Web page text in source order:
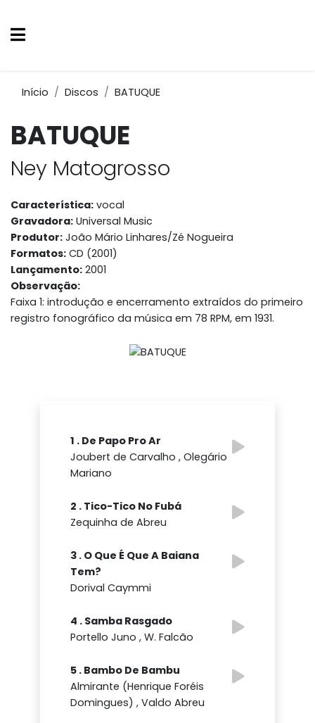
Início Discos BATUQUE
BATUQUE
Ney Matogrosso
Característica: vocal
Gravadora: Universal Music
Produtor: João Mário Linhares/Zé Nogueira
Formatos: CD (2001)
Lançamento: 2001
Observação:
Faixa 1: introdução e encerramento extraídos do primeiro
registro fonográfico da música em 78 RPM, em 1931.
1 . De Papo Pro Ar
Joubert de Carvalho , Olegário
Mariano
2 . Tico-Tico No Fubá
Zequinha de Abreu
3 . O Que É Que A Baiana
Tem?
Dorival Caymmi
4 . Samba Rasgado
Portello Juno , W. Falcão
5 . Bambo De Bambu
Almirante (Henrique Foréis
Domingues) , Valdo Abreu